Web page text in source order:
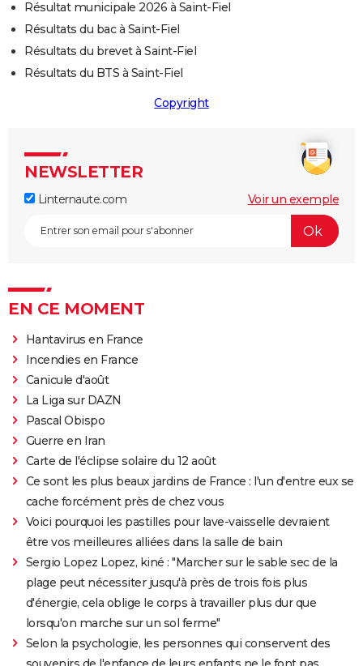
Résultat municipale 2026 à Saint-Fiel
Résultats du bac à Saint-Fiel
Résultats du brevet à Saint-Fiel
Résultats du BTS à Saint-Fiel
Copyright
NEWSLETTER
Linternaute.com Voir un exemple
EN CE MOMENT
Hantavirus en France
Incendies en France
Canicule d'août
La Liga sur DAZN
Pascal Obispo
Guerre en Iran
Carte de l'éclipse solaire du 12 août
Ce sont les plus beaux jardins de France : l'un d'entre eux se
cache forcément près de chez vous
Voici pourquoi les pastilles pour lave-vaisselle devraient
être vos meilleures alliées dans la salle de bain
Sergio Lopez Lopez, kiné : "Marcher sur le sable sec de la
plage peut nécessiter jusqu'à près de trois fois plus
d'énergie, cela oblige le corps à travailler plus dur que
lorsqu'on marche sur un sol ferme"
Selon la psychologie, les personnes qui conservent des